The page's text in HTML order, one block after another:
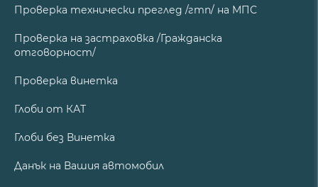
Проверка технически преглед /гтп/ на МПС
Проверка на застраховка /Гражданска
отговорност/
Проверка винетка
Глоби от КАТ
Глоби без Винетка
Данък на Вашия автомобил